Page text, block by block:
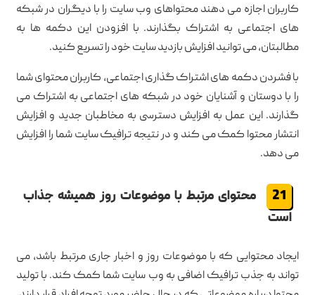
کاربران اجازه می دهند محتواهای وب سایت را با دیگران در شبکه
های اجتماعی به اشتراک بگذارند. با افزودن این دکمه ها به
مطالبتان، می توانید افزایش بازدید سایت خود را تسریع کنید.
با فشردن دکمه های اشتراک گذاری اجتماعی، کاربران محتوای شما
را با دوستان و آشنایان خود در شبکه های اجتماعی به اشتراک می
گذارند. این عمل به افزایش دسترسی به مخاطبان جدید و افزایش
انتشار محتوا کمک می کند و در نتیجه ترافیک سایت شما را افزایش
می دهد.
محتوای مرتبط با موضوعات روز همیشه جذاب
است
ایجاد محتوایی که با موضوعات روز و اخبار جاری مرتبط باشد، می
تواند به جذب ترافیک اضافی به وب سایت شما کمک کند. با تولید